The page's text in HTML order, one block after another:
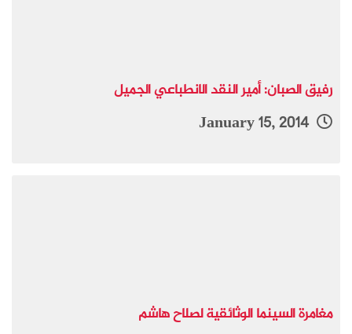
رفيق الصبان: أمير النقد الانطباعي الجميل
January 15, 2014
مغامرة السينما الوثائقية لصلاح هاشم